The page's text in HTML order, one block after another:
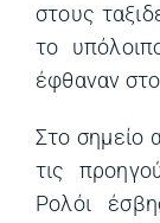
στους
το
έφθαναν
Στο σημείο
τις
Ρολόι